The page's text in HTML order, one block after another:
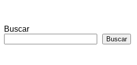
Buscar
Buscar